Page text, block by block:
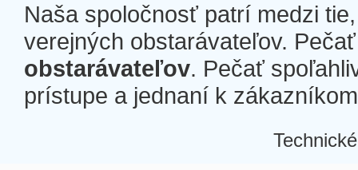
Naša spoločnosť patrí medzi
verejných obstarávateľov.
obstarávateľov. Pečať
prístupe a jednaní k